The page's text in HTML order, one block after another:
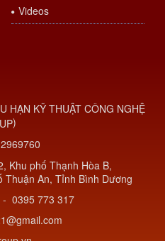
Videos
HẠN KỸ THUẬT CÔNG NGHỆ
)
Khu phố Thạnh Hòa B,
Thuận An, Tỉnh Bình Dương
- 0395 773 317